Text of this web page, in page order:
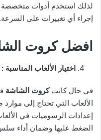
لذلك استخدم أدوات متخصصة
إجراء أي تغييرات على السرعة.
افضل كروت الشاشة
اختيار الألعاب المناسبة :
في حال كانتكروت الشاشة
الألعاب التي تحتاج إلى
إعدادات الرسوميات في
الضغط عليها وضمان أداء